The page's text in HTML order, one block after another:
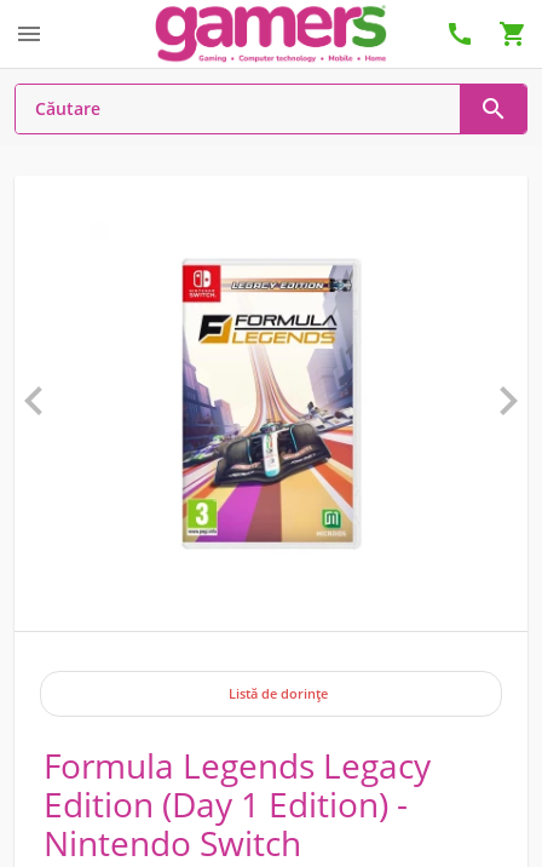
  

 
Listă de dorințe
Formula Legends Legacy
Edition (Day 1 Edition) -
Nintendo Switch